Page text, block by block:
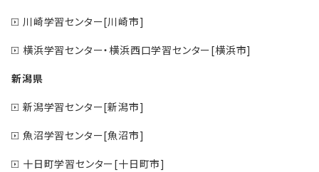
川崎学習センター[川崎市]
横浜学習センター・横浜西口学習センター[横浜市]
新潟県
新潟学習センター[新潟市]
魚沼学習センター[魚沼市]
十日町学習センター[十日町市]